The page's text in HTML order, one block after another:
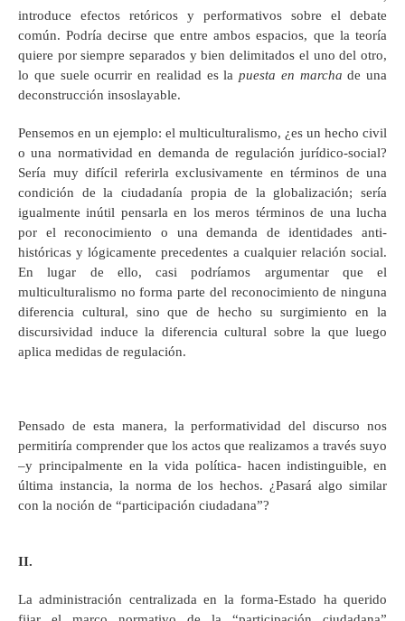
introduce efectos retóricos y performativos sobre el debate
común. Podría decirse que entre ambos espacios, que la teoría
quiere por siempre separados y bien delimitados el uno del otro,
lo que suele ocurrir en realidad es la puesta en marcha de una
deconstrucción insoslayable.
Pensemos en un ejemplo: el multiculturalismo, ¿es un hecho civil
o una normatividad en demanda de regulación jurídico-social?
Sería muy difícil referirla exclusivamente en términos de una
condición de la ciudadanía propia de la globalización; sería
igualmente inútil pensarla en los meros términos de una lucha
por el reconocimiento o una demanda de identidades anti-
históricas y lógicamente precedentes a cualquier relación social.
En lugar de ello, casi podríamos argumentar que el
multiculturalismo no forma parte del reconocimiento de ninguna
diferencia cultural, sino que de hecho su surgimiento en la
discursividad induce la diferencia cultural sobre la que luego
aplica medidas de regulación.
Pensado de esta manera, la performatividad del discurso nos
permitiría comprender que los actos que realizamos a través suyo
–y principalmente en la vida política- hacen indistinguible, en
última instancia, la norma de los hechos. ¿Pasará algo similar
con la noción de “participación ciudadana”?
II.
La administración centralizada en la forma-Estado ha querido